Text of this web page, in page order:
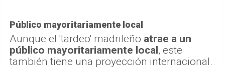
Público mayoritariamente local
Aunque el 'tardeo' madrileño atrae a un
público mayoritariamente local, este
también tiene una proyección internacional.